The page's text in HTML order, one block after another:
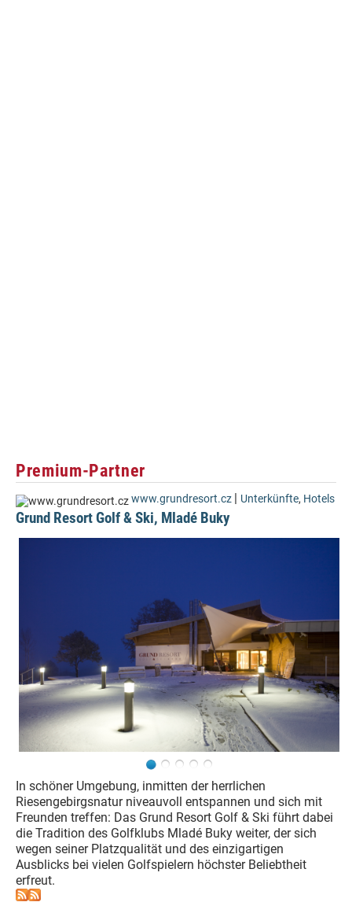
Premium-Partner
www.grundresort.cz | Unterkünfte, Hotels
Grund Resort Golf & Ski, Mladé Buky
In schöner Umgebung, inmitten der herrlichen
Riesengebirgsnatur niveauvoll entspannen und sich mit
Freunden treffen: Das Grund Resort Golf & Ski führt dabei
die Tradition des Golfklubs Mladé Buky weiter, der sich
wegen seiner Platzqualität und des einzigartigen
Ausblicks bei vielen Golfspielern höchster Beliebtheit
erfreut.